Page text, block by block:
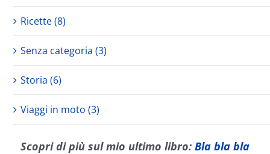
Ricette (8)
Senza categoria (3)
Storia (6)
Viaggi in moto (3)
Scopri di più sul mio ultimo libro: Bla bla bla